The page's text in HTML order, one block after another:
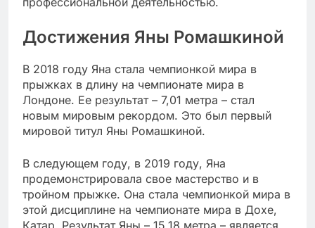
Достижения Яны Ромашкиной
В 2018 году Яна стала чемпионкой мира в
прыжках в длину на чемпионате мира в
Лондоне. Ее результат – 7,01 метра – стал
новым мировым рекордом. Это был первый
мировой титул Яны Ромашкиной.
В следующем году, в 2019 году, Яна
продемонстрировала свое мастерство и в
тройном прыжке. Она стала чемпионкой мира в
этой дисциплине на чемпионате мира в Дохе,
Катар. Результат Яны – 15,18 метра – является